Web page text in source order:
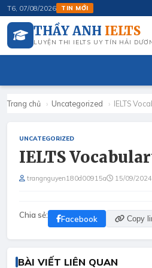
T6, 07/08/2026 TIN MỚI
THẦY ANH IELTS
LUYỆN THI IELTS UY TÍN HẢI
Trang chủ › Uncategorized › IELTS
UNCATEGORIZED
IELTS
trangnguyen180d00915a 15/09/2024
Chia sẻ: Facebook Copy
BÀI VIẾT LIÊN QUAN